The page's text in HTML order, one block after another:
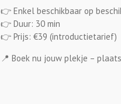
👉 Enkel beschikbaar op
👉 Duur: 30 min
👉 Prijs: €39 (introductietarief)
📍 Boek nu jouw plekje –